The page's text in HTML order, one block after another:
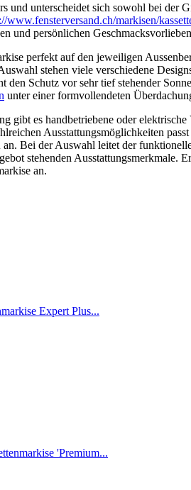
und unterscheidet sich sowohl bei der
www.fensterversand.ch/markisen/
und persönlichen
perfekt auf den jeweiligen
stehen viele verschiedene
den Schutz vor sehr tief stehender
unter einer formvollendeten
gibt es handbetriebene oder
Ausstattungsmöglichkeiten
Bei der Auswahl leitet der
stehenden Ausstattungsmerkmale.
an.
Expert Plus...
'Premium...